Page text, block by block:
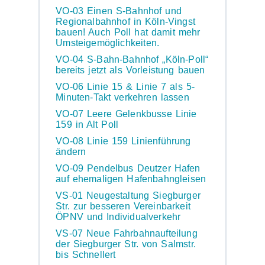
VO-03 Einen S-Bahnhof und
Regionalbahnhof in Köln-Vingst
bauen! Auch Poll hat damit mehr
Umsteigemöglichkeiten.
VO-04 S-Bahn-Bahnhof „Köln-Poll“
bereits jetzt als Vorleistung bauen
VO-06 Linie 15 & Linie 7 als 5-
Minuten-Takt verkehren lassen
VO-07 Leere Gelenkbusse Linie
159 in Alt Poll
VO-08 Linie 159 Linienführung
ändern
VO-09 Pendelbus Deutzer Hafen
auf ehemaligen Hafenbahngleisen
VS-01 Neugestaltung Siegburger
Str. zur besseren Vereinbarkeit
ÖPNV und Individualverkehr
VS-07 Neue Fahrbahnaufteilung
der Siegburger Str. von Salmstr.
bis Schnellert